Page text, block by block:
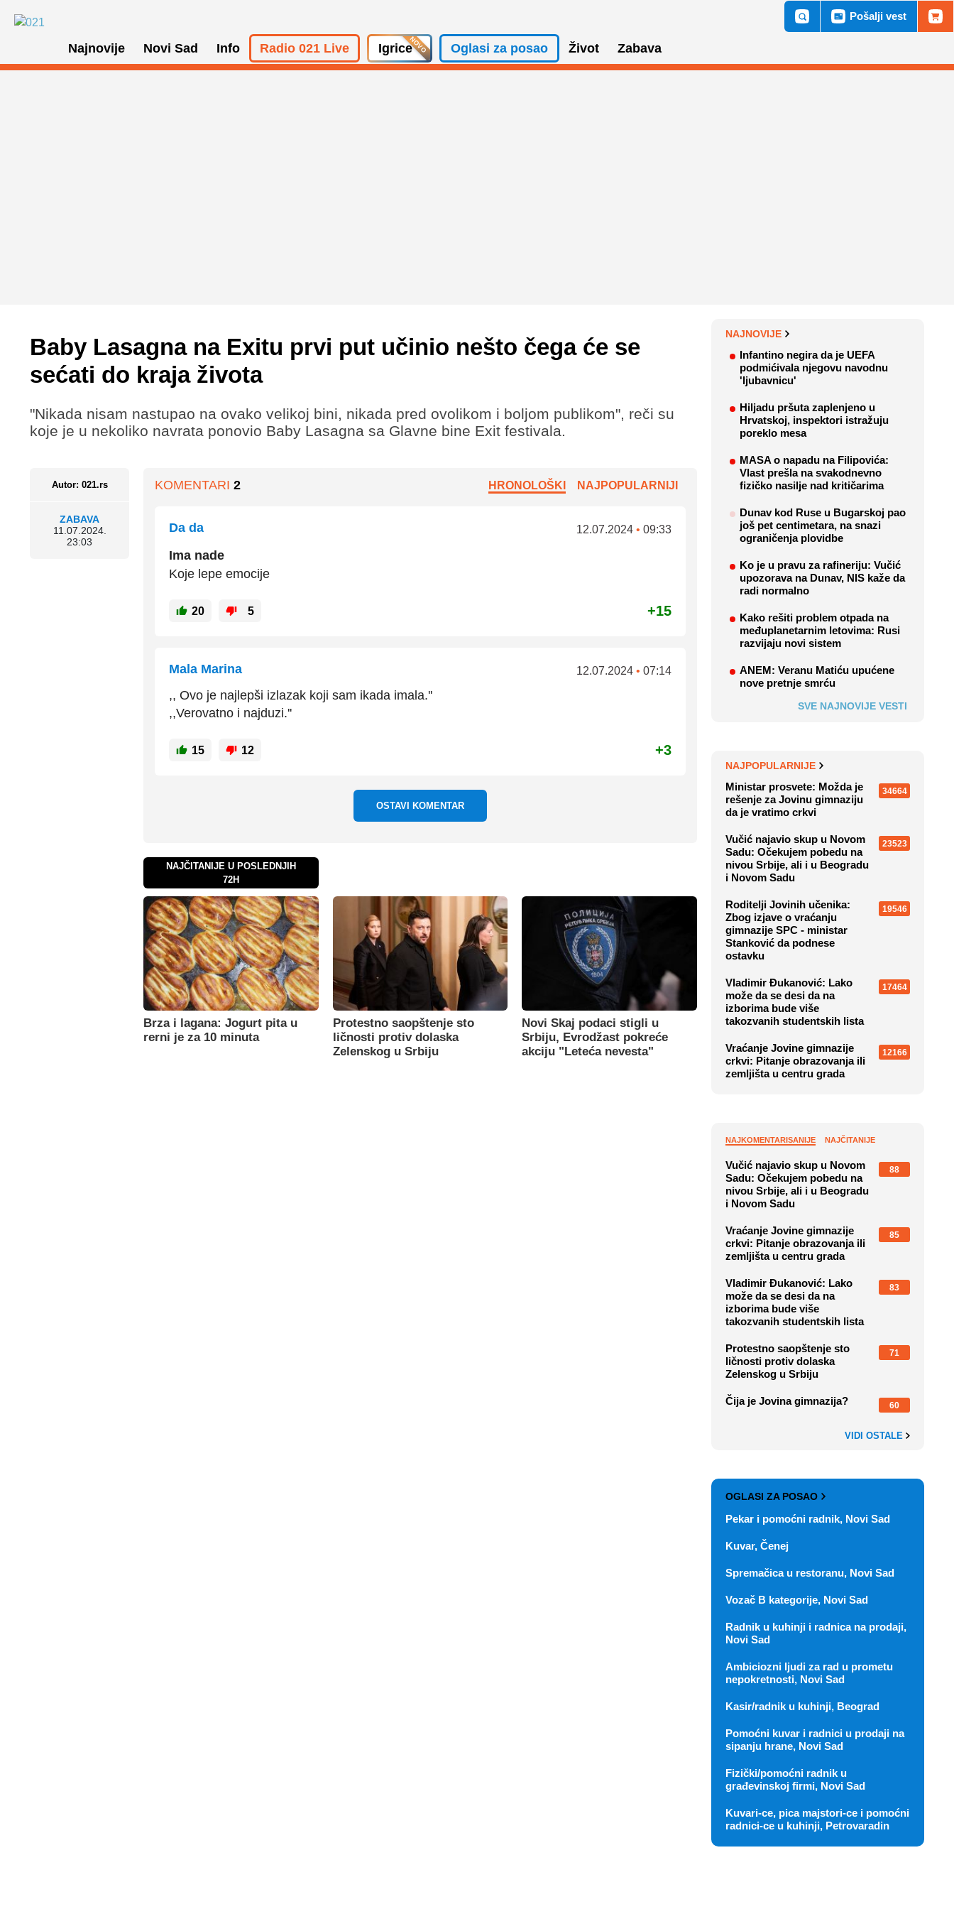
Najnovije Novi Sad Info Radio 021 Live Igrice Oglasi za posao Život Zabava
Pošalji vest
Baby Lasagna na Exitu prvi put učinio nešto čega će se
sećati do kraja života
Autor: 021.rs
ZABAVA
11.07.2024.
23:03
"Nikada nisam nastupao na ovako velikoj bini, nikada pred ovolikom i boljom publikom", reči su
koje je u nekoliko navrata ponovio Baby Lasagna sa Glavne bine Exit festivala.
KOMENTARI 2 HRONOLOŠKI NAJPOPULARNIJI
Da da 12.07.2024 • 09:33
Ima nade
Koje lepe emocije
20 5 +15
Mala Marina 12.07.2024 • 07:14
,, Ovo je najlepši izlazak koji sam ikada imala.''
,,Verovatno i najduzi.''
15 12 +3
OSTAVI KOMENTAR
NAJČITANIJE U POSLEDNJIH
72H
Brza i lagana: Jogurt pita u
rerni je za 10 minuta
Protestno saopštenje sto
ličnosti protiv dolaska
Zelenskog u Srbiju
Novi Skaj podaci stigli u
Srbiju, Evrodžast pokreće
akciju "Leteća nevesta"
NAJNOVIJE
Infantino negira da je UEFA
podmićivala njegovu navodnu
'ljubavnicu'
Hiljadu pršuta zaplenjeno u
Hrvatskoj, inspektori istražuju
poreklo mesa
MASA o napadu na Filipovića:
Vlast prešla na svakodnevno
fizičko nasilje nad kritičarima
Dunav kod Ruse u Bugarskoj pao
još pet centimetara, na snazi
ograničenja plovidbe
Ko je u pravu za rafineriju: Vučić
upozorava na Dunav, NIS kaže da
radi normalno
Kako rešiti problem otpada na
međuplanetarnim letovima: Rusi
razvijaju novi sistem
ANEM: Veranu Matiću upućene
nove pretnje smrću
SVE NAJNOVIJE VESTI
NAJPOPULARNIJE
Ministar prosvete: Možda je
rešenje za Jovinu gimnaziju
da je vratimo crkvi
34664
Vučić najavio skup u Novom
Sadu: Očekujem pobedu na
nivou Srbije, ali i u Beogradu
i Novom Sadu
23523
Roditelji Jovinih učenika:
Zbog izjave o vraćanju
gimnazije SPC - ministar
Stanković da podnese
ostavku
19546
Vladimir Đukanović: Lako
može da se desi da na
izborima bude više
takozvanih studentskih lista
17464
Vraćanje Jovine gimnazije
crkvi: Pitanje obrazovanja ili
zemljišta u centru grada
12166
NAJKOMENTARISANIJE NAJČITANIJE
Vučić najavio skup u Novom
Sadu: Očekujem pobedu na
nivou Srbije, ali i u Beogradu
i Novom Sadu
88
Vraćanje Jovine gimnazije
crkvi: Pitanje obrazovanja ili
zemljišta u centru grada
85
Vladimir Đukanović: Lako
može da se desi da na
izborima bude više
takozvanih studentskih lista
83
Protestno saopštenje sto
ličnosti protiv dolaska
Zelenskog u Srbiju
71
Čija je Jovina gimnazija? 60
VIDI OSTALE
OGLASI ZA POSAO
Pekar i pomoćni radnik, Novi Sad
Kuvar, Čenej
Spremačica u restoranu, Novi Sad
Vozač B kategorije, Novi Sad
Radnik u kuhinji i radnica na prodaji,
Novi Sad
Ambiciozni ljudi za rad u prometu
nepokretnosti, Novi Sad
Kasir/radnik u kuhinji, Beograd
Pomoćni kuvar i radnici u prodaji na
sipanju hrane, Novi Sad
Fizički/pomoćni radnik u
građevinskoj firmi, Novi Sad
Kuvari-ce, pica majstori-ce i pomoćni
radnici-ce u kuhinji, Petrovaradin